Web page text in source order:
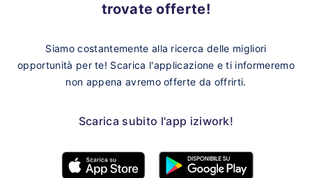
trovate offerte!
Siamo costantemente alla ricerca delle migliori
opportunità per te! Scarica l'applicazione e ti informeremo
non appena avremo offerte da offrirti.
Scarica subito l'app iziwork!